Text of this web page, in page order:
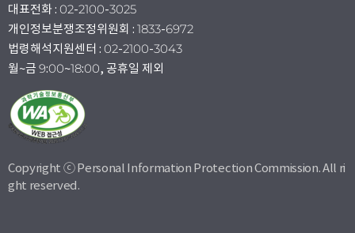
대표전화 : 02-2100-3025
개인정보분쟁조정위원회 : 1833-6972
법령해석지원센터 : 02-2100-3043
월~금 9:00~18:00, 공휴일 제외
Copyright ⓒ Personal Information Protection Commission. All ri
ght reserved.